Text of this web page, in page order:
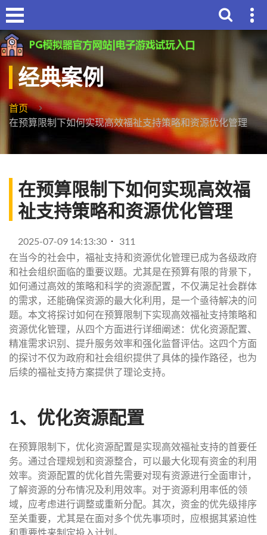
经典案例
首页
在预算限制下如何实现高效福祉支持策略和资源优化管理
在预算限制下如何实现高效福
祉支持策略和资源优化管理
2025-07-09 14:13:30
311
在当今的社会中，福祉支持和资源优化管理已成为各级政府
和社会组织面临的重要议题。尤其是在预算有限的背景下，
如何通过高效的策略和科学的资源配置，不仅满足社会群体
的需求，还能确保资源的最大化利用，是一个亟待解决的问
题。本文将探讨如何在预算限制下实现高效福祉支持策略和
资源优化管理，从四个方面进行详细阐述：优化资源配置、
精准需求识别、提升服务效率和强化监督评估。这四个方面
的探讨不仅为政府和社会组织提供了具体的操作路径，也为
后续的福祉支持方案提供了理论支持。
1、优化资源配置
在预算限制下，优化资源配置是实现高效福祉支持的首要任
务。通过合理规划和资源整合，可以最大化现有资金的利用
效率。资源配置的优化首先需要对现有资源进行全面审计，
了解资源的分布情况及利用效率。对于资源利用率低的领
域，应考虑进行调整或重新分配。其次，资金的优先级排序
至关重要，尤其是在面对多个优先事项时，应根据其紧迫性
和重要性来制定投入计划。